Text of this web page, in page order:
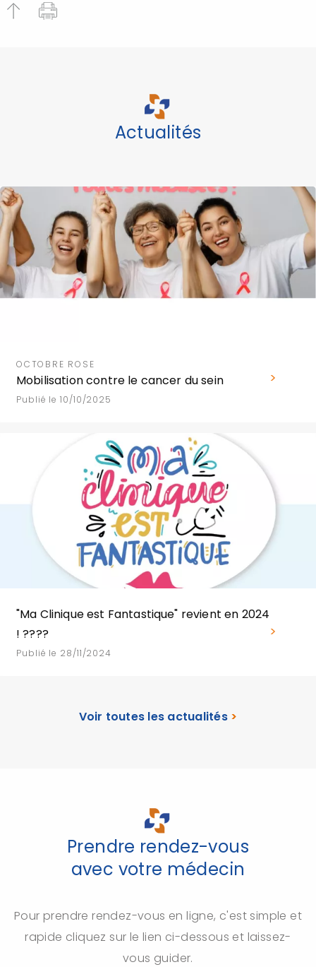
Actualités
OCTOBRE ROSE
Mobilisation contre le cancer du sein
Publié le 10/10/2025
"Ma Clinique est Fantastique" revient en 2024
! ????
Publié le 28/11/2024
Voir toutes les actualités >
Prendre rendez-vous
avec votre médecin
Pour prendre rendez-vous en ligne, c'est simple et
rapide cliquez sur le lien ci-dessous et laissez-
vous guider.